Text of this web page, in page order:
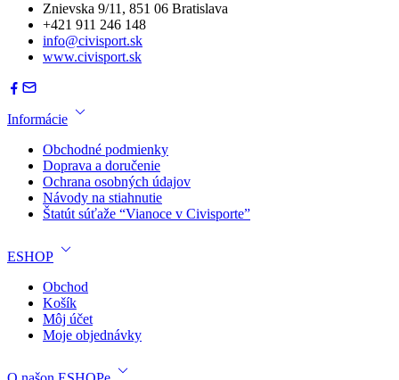
Znievska 9/11, 851 06 Bratislava
+421 911 246 148
info@civisport.sk
www.civisport.sk
Informácie
Obchodné podmienky
Doprava a doručenie
Ochrana osobných údajov
Návody na stiahnutie
Štatút súťaže “Vianoce v Civisporte”
ESHOP
Obchod
Košík
Môj účet
Moje objednávky